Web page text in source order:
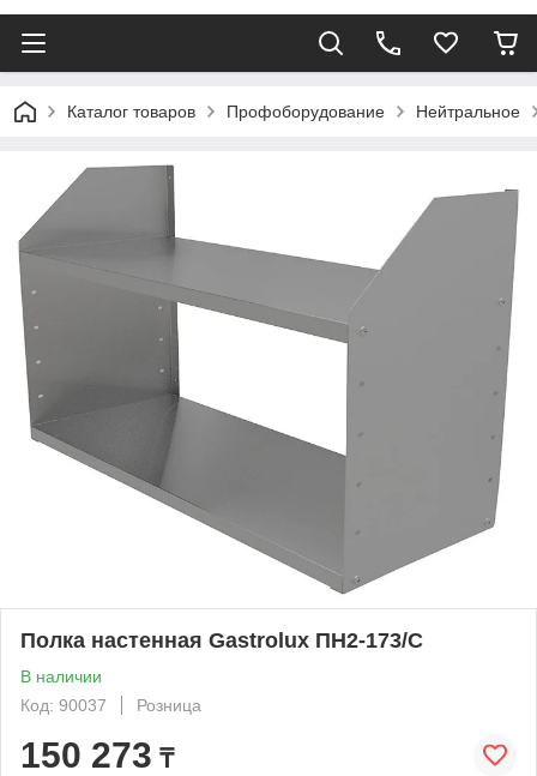
Каталог товаров Профоборудование Нейтральное
Полка настенная Gastrolux ПН2-173/С
В наличии
Код: 90037
Розница
150 273 ₸